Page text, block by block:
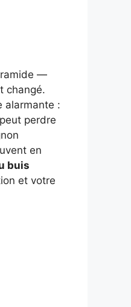
—
changé.
alarmante :
perdre
en
buis
et votre